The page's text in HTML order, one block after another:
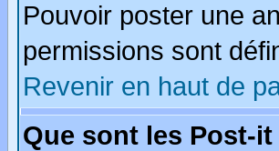
Pouvoir poster une
permissions sont
Revenir en haut de
Que sont les Post-it